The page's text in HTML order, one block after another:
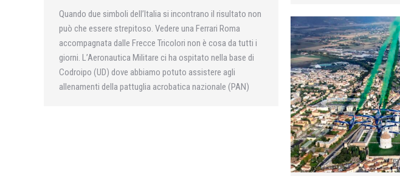
Quando due simboli dell’Italia si incontrano il risultato non
può che essere strepitoso. Vedere una Ferrari Roma
accompagnata dalle Frecce Tricolori non è cosa da tutti i
giorni. L’Aeronautica Militare ci ha ospitato nella base di
Codroipo (UD) dove abbiamo potuto assistere agli
allenamenti della pattuglia acrobatica nazionale (PAN)